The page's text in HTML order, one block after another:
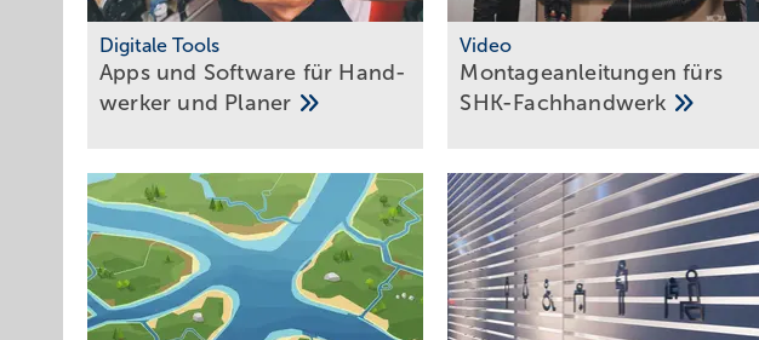
Digitale Tools
Apps und Soft­ware für Hand­
werker und Planer
Video
Montageanleitungen fürs
SHK-Fachhandwerk